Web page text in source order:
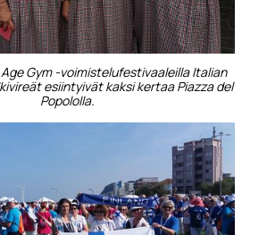
Gym -voimistelufestivaaleilla Italian
esiintyivät kaksi kertaa Piazza del
Popololla.